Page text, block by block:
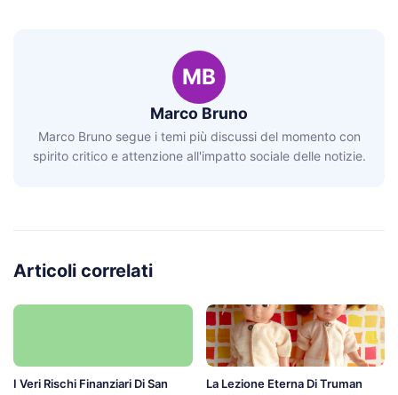
MB
Marco Bruno
Marco Bruno segue i temi più discussi del momento con
spirito critico e attenzione all'impatto sociale delle notizie.
Articoli correlati
I Veri Rischi Finanziari Di San
La Lezione Eterna Di Truman